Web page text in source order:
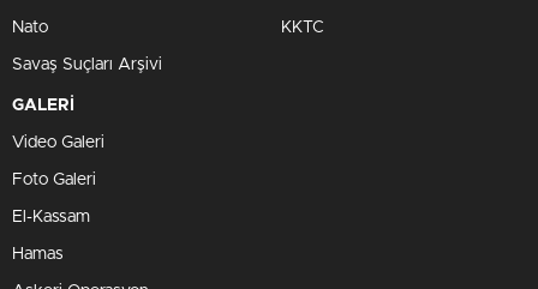
Nato
Savaş Suçları Arşivi
KKTC
GALERİ
Video Galeri
Foto Galeri
El-Kassam
Hamas